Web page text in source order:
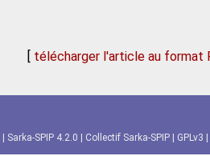
[ télécharger l'article au format
Sarka-SPIP 4.2.0 Collectif Sarka-SPIP GPLv3